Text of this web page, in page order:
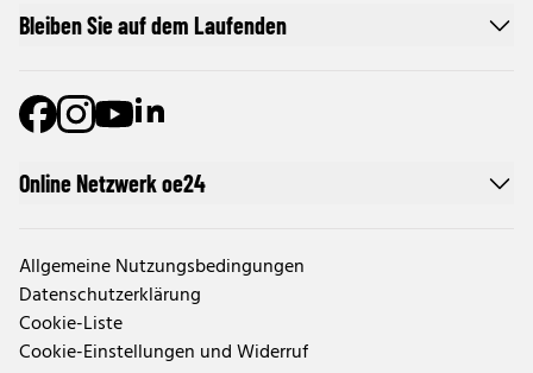
Online Netzwerk oe24
Allgemeine Nutzungsbedingungen
Datenschutzerklärung
Cookie-Liste
Cookie-Einstellungen und Widerruf
Bleiben Sie auf dem Laufenden